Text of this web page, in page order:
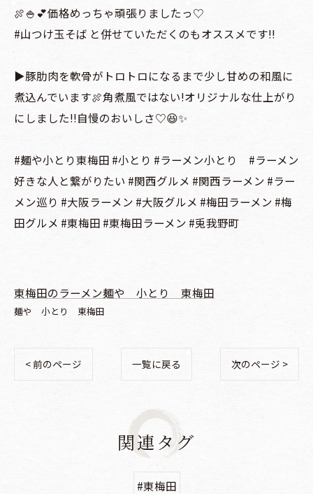
🍖🍚💕価格めっちゃ頑張りましたっ♡
#山つけ玉そば と併せていただくのもオススメです!!
▶️豚肋肉を軟骨がトロトロになるまで少し甘めの和風に
煮込んでいます🍖角煮風ではない!オリジナルな仕上がり
にしました!!自慢のおいしさ♡😆✨
#麺や小とり東梅田 #小とり #ラーメン小とり #ラーメン
好きな人と繋がりたい #関西グルメ #関西ラーメン #ラー
メン巡り #大阪ラーメン #大阪グルメ #梅田ラーメン #梅
田グルメ #東梅田 #東梅田ラーメン #兎我野町
東梅田のラーメン麺や 小とり 東梅田
麺や 小とり 東梅田
< 前のページ 一覧に戻る 次のページ >
関連タグ
#東梅田